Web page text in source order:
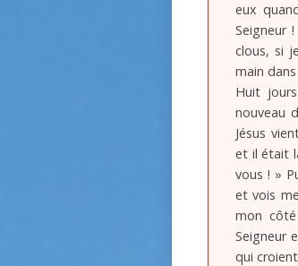
eux
Seigneur
clous, si
main
Huit
nouveau
Jésus
et il était
vous ! »
et vois
mon
Seigneur
qui